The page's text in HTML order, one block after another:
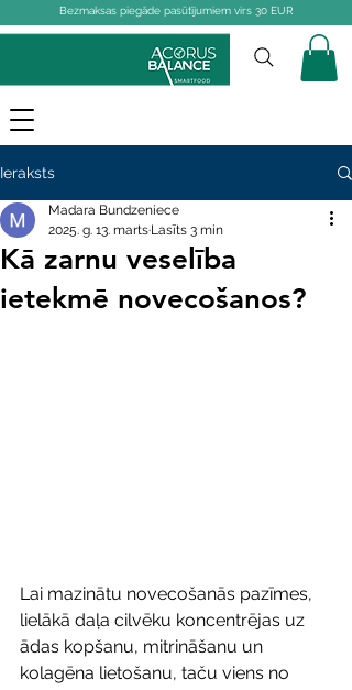
Bezmaksas piegāde pasūtījumiem virs 30 EUR
Ieraksts
Kā zarnu veselība
ietekmē novecošanos?
Madara Bundzeniece
2025. g. 13. marts Lasīts 3 min
Lai mazinātu novecošanās pazīmes,
lielākā daļa cilvēku koncentrējas uz
ādas kopšanu, mitrināšanu un
kolagēna lietošanu, taču viens no